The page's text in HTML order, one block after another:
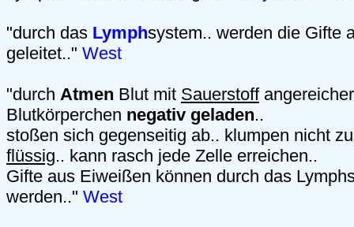
"durch das Lymphsystem.. werden die Gifte
geleitet.." West
"durch Atmen Blut mit Sauerstoff
Blutkörperchen negativ geladen..
stoßen sich gegenseitig ab.. klumpen nicht
flüssig.. kann rasch jede Zelle erreichen..
Gifte aus Eiweißen können durch das
werden.." West